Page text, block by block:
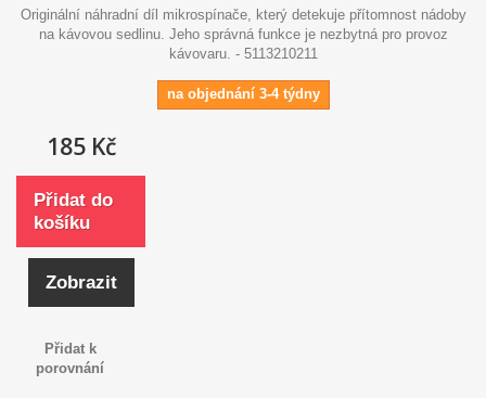
Originální náhradní díl mikrospínače, který detekuje přítomnost nádoby
na kávovou sedlinu. Jeho správná funkce je nezbytná pro provoz
kávovaru. - 5113210211
na objednání 3-4 týdny
185 Kč
Přidat do
košíku
Zobrazit
Přidat k
porovnání